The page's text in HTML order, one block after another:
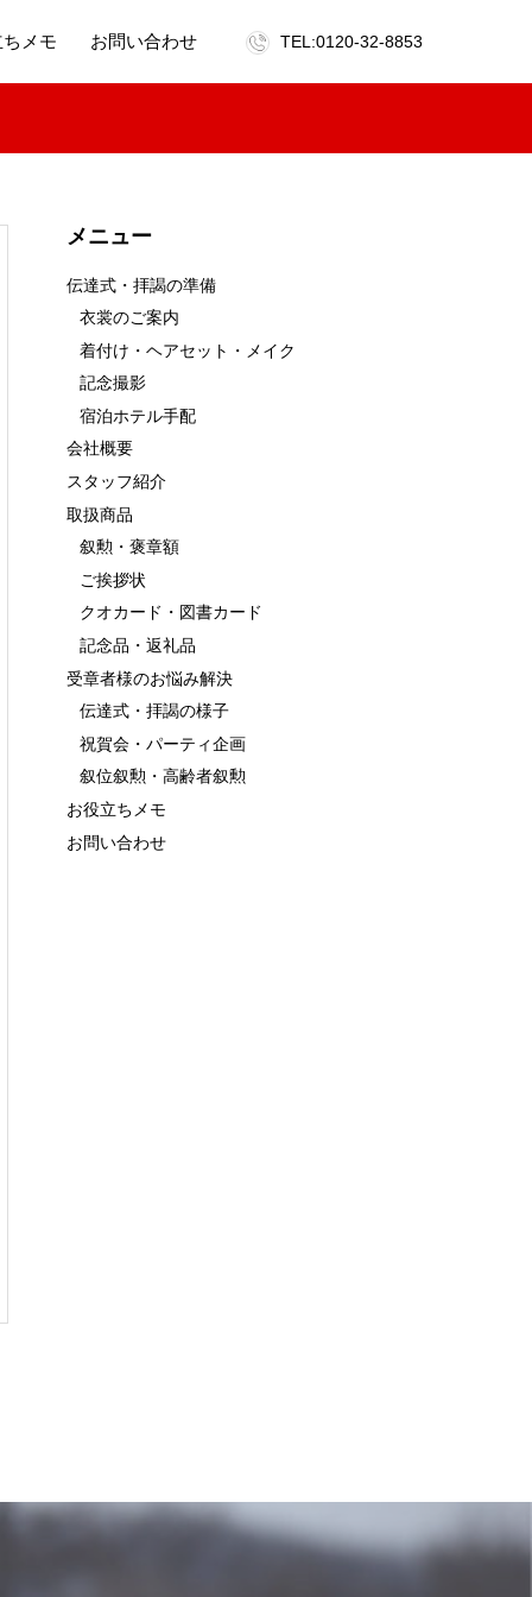
メモ お問い合わせ TEL:0120-32-8853
メニュー
伝達式・拝謁の準備
衣裳のご案内
着付け・ヘアセット・メイク
記念撮影
宿泊ホテル手配
会社概要
スタッフ紹介
取扱商品
叙勲・褒章額
ご挨拶状
クオカード・図書カード
記念品・返礼品
受章者様のお悩み解決
伝達式・拝謁の様子
祝賀会・パーティ企画
叙位叙勲・高齢者叙勲
お役立ちメモ
お問い合わせ